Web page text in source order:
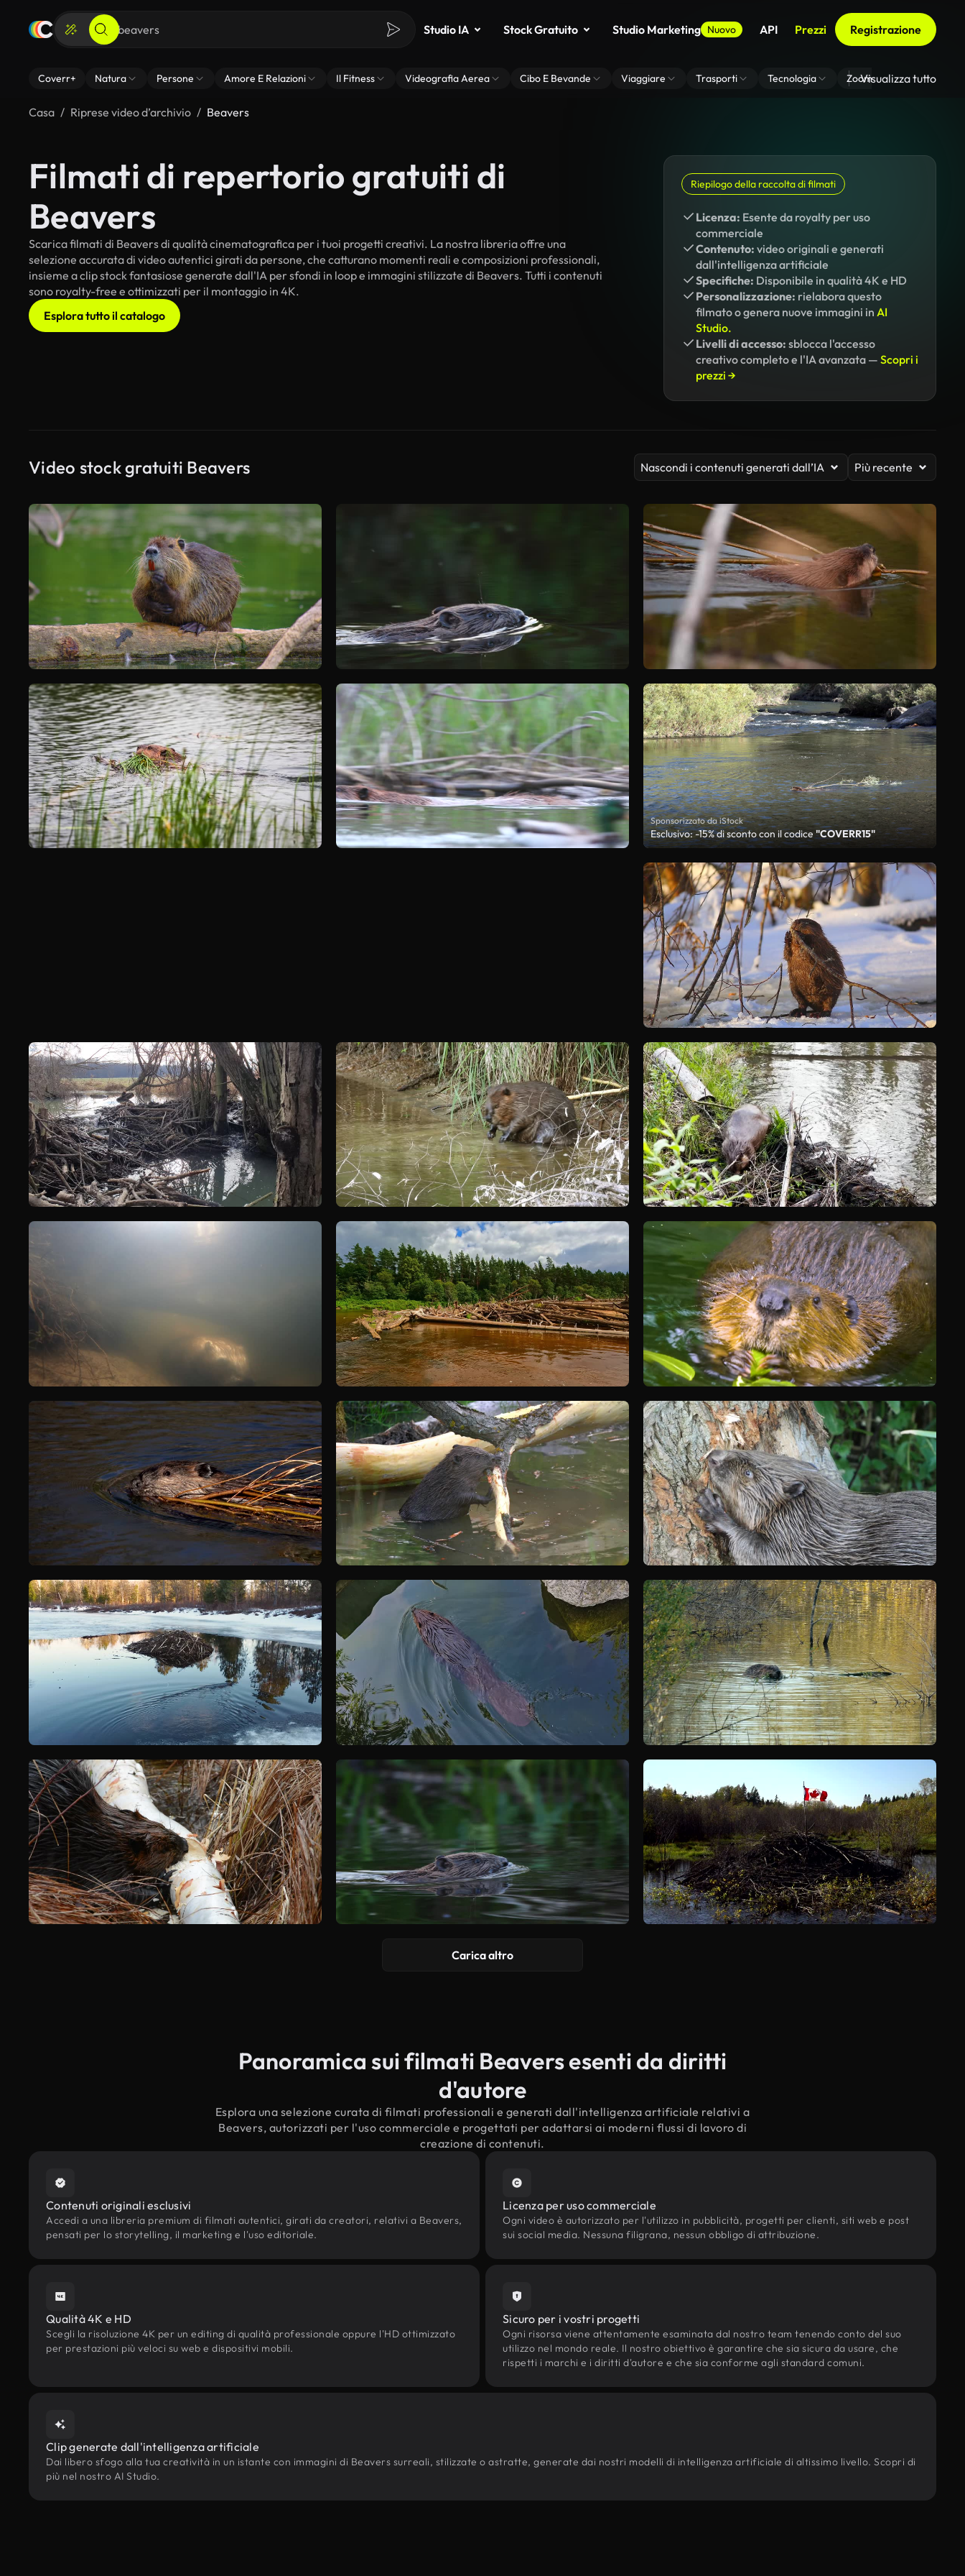
Studio IA Stock Gratuito Studio Marketing Nuovo API Prezzi Registrazione
Coverr+ Natura Persone Amore E Relazioni Il Fitness Videografia Aerea Cibo E Bevande Viaggiare Trasporti Tecnologia Zoom Di Sfondo Virtuale
Visualizza tutto
Casa Riprese video d’archivio Beavers
Filmati di repertorio gratuiti di
Beavers
Scarica filmati di Beavers di qualità cinematografica per i tuoi progetti creativi. La nostra libreria offre una
selezione accurata di video autentici girati da persone, che catturano momenti reali e composizioni professionali,
insieme a clip stock fantasiose generate dall'IA per sfondi in loop e immagini stilizzate di Beavers. Tutti i contenuti
sono royalty-free e ottimizzati per il montaggio in 4K.
Esplora tutto il catalogo
Riepilogo della raccolta di filmati
Licenza: Esente da royalty per uso
commerciale
Contenuto: video originali e generati
dall'intelligenza artificiale
Specifiche: Disponibile in qualità 4K e HD
Personalizzazione: rielabora questo
filmato o genera nuove immagini in AI
Studio.
Livelli di accesso: sblocca l'accesso
creativo completo e l'IA avanzata — Scopri i
prezzi →
Video stock gratuiti Beavers Nascondi i contenuti generati dall’IA Più recente
Sponsorizzato da iStock
Esclusivo: -15% di sconto con il codice "COVERR15"
Carica altro
Panoramica sui filmati Beavers esenti da diritti
d'autore
Esplora una selezione curata di filmati professionali e generati dall'intelligenza artificiale relativi a
Beavers, autorizzati per l'uso commerciale e progettati per adattarsi ai moderni flussi di lavoro di
creazione di contenuti.
Contenuti originali esclusivi
Accedi a una libreria premium di filmati autentici, girati da creatori, relativi a Beavers,
pensati per lo storytelling, il marketing e l'uso editoriale.
Licenza per uso commerciale
Ogni video è autorizzato per l'utilizzo in pubblicità, progetti per clienti, siti web e post
sui social media. Nessuna filigrana, nessun obbligo di attribuzione.
Qualità 4K e HD
Scegli la risoluzione 4K per un editing di qualità professionale oppure l'HD ottimizzato
per prestazioni più veloci su web e dispositivi mobili.
Sicuro per i vostri progetti
Ogni risorsa viene attentamente esaminata dal nostro team tenendo conto del suo
utilizzo nel mondo reale. Il nostro obiettivo è garantire che sia sicura da usare, che
rispetti i marchi e i diritti d'autore e che sia conforme agli standard comuni.
Clip generate dall'intelligenza artificiale
Dai libero sfogo alla tua creatività in un istante con immagini di Beavers surreali, stilizzate o astratte, generate dai nostri modelli di intelligenza artificiale di altissimo livello. Scopri di
più nel nostro AI Studio.